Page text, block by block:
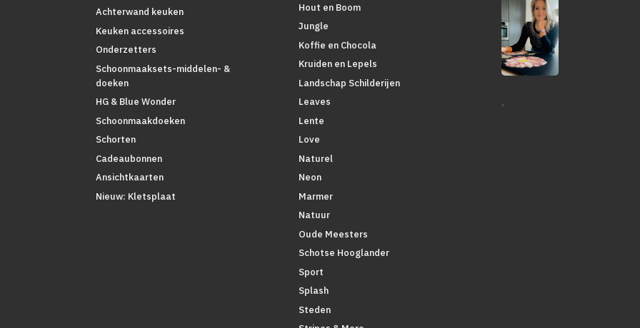
Achterwand keuken
Keuken accessoires
Onderzetters
Schoonmaaksets-middelen- &
doeken
HG & Blue Wonder
Schoonmaakdoeken
Schorten
Cadeaubonnen
Ansichtkaarten
Nieuw: Kletsplaat
Hout en Boom
Jungle
Koffie en Chocola
Kruiden en Lepels
Landschap Schilderijen
Leaves
Lente
Love
Naturel
Neon
Marmer
Natuur
Oude Meesters
Schotse Hooglander
Sport
Splash
Steden
.